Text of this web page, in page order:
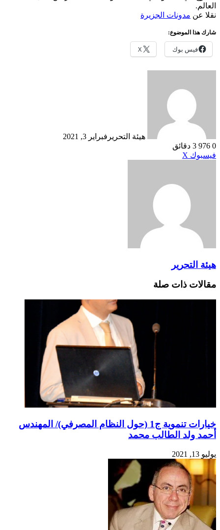
العالم.
نقلا عن مدونات الجزيرة
شارك هذا الموضوع:
فيس بوك X
هيئة التحرير فبراير 3, 2021
0
3 دقائق
فيسبوك X
هيئة التحرير
مقالات ذات صلة
خيارات تنموية ج1 (حول النظام المصرفي)/ المهندس
أحمد ولد الطالب محمد
يوليو 13, 2021